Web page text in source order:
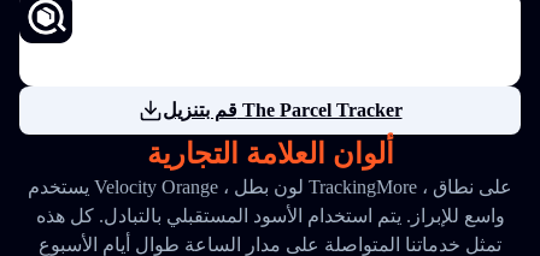
قم بتنزيل The Parcel Tracker
ألوان العلامة التجارية
يستخدم Velocity Orange ، لون بطل TrackingMore ، على نطاق
واسع للإبراز. يتم استخدام الأسود المستقبلي بالتبادل. كل هذه
تمثل خدماتنا المتواصلة على مدار الساعة طوال أيام الأسبوع